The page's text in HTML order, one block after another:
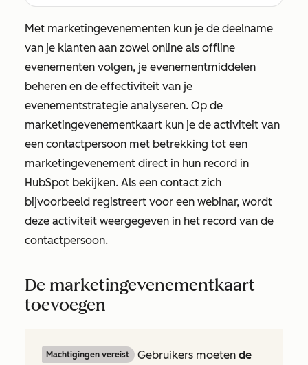
Met marketingevenementen kun je de deelname
van je klanten aan zowel online als offline
evenementen volgen, je evenementmiddelen
beheren en de effectiviteit van je
evenementstrategie analyseren. Op de
marketingevenementkaart kun je de activiteit van
een contactpersoon met betrekking tot een
marketingevenement direct in hun record in
HubSpot bekijken. Als een contact zich
bijvoorbeeld registreert voor een webinar, wordt
deze activiteit weergegeven in het record van de
contactpersoon.
De marketingevenementkaart
toevoegen
Machtigingen vereist Gebruikers moeten de